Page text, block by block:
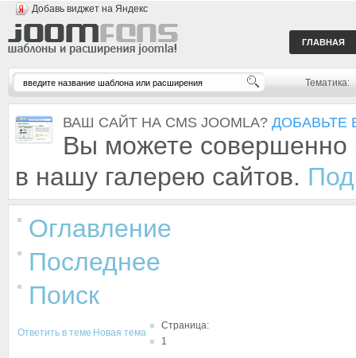
Добавь виджет на Яндекс
ГЛАВНАЯ
Тематика:
ВАШ САЙТ НА CMS JOOMLA? ДОБАВЬТЕ
Вы можете совершенно
в нашу галерею сайтов.
Оглавление
Последнее
Поиск
Ответить в теме Новая тема
Страница:
1